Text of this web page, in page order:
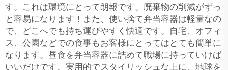
す。これは環境にとって朗報です。廃棄物の削減がずっ
と容易になります！また、使い捨て弁当容器は軽量なの
で、どこへでも持ち運びやすく快適です。自宅、オフィ
ス、公園などでの食事もお客様にとってはとても簡単に
なります。昼食を弁当容器に詰めて職場に持っていけば
いいだけです。実用的でスタイリッシュな上に、地球を